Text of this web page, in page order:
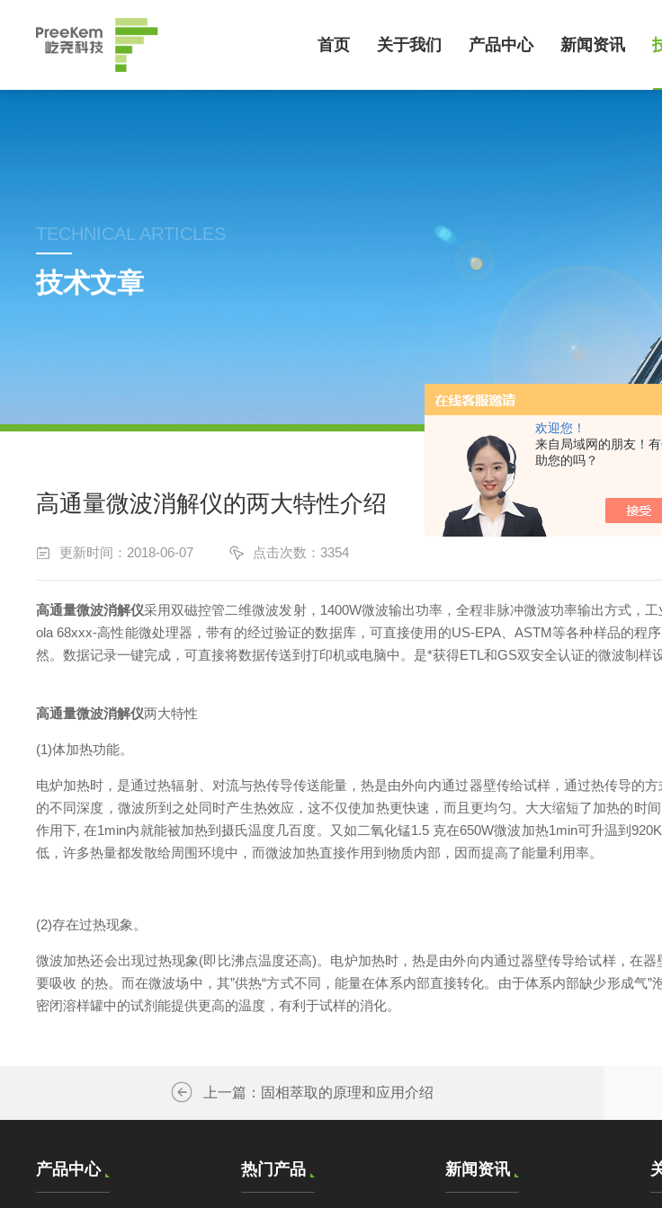
欢迎您！
来自局域网的朋友！
助您的吗？
首页 关于我们 产品中心 新闻资讯
TECHNICAL ARTICLES
技术文章
高通量微波消解仪的两大特性介绍
更新时间：2018-06-07 点击次数：3354
高通量微波消解仪采用双磁控管二维微波发射，1400W微波输出功率，全程非脉冲微波功率输出方式，
ola 68xxx-高性能微处理器，带有的经过验证的数据库，可直接使用的US-EPA、ASTM等各种样品的
然。数据记录一键完成，可直接将数据传送到打印机或电脑中。是*获得ETL和GS双安全认证的微波制样设
高通量微波消解仪两大特性
(1)体加热功能。
电炉加热时，是通过热辐射、对流与热传导传送能量，热是由外向内通过器壁传给试样，通过热传导的
的不同深度，微波所到之处同时产生热效应，这不仅使加热更快速，而且更均匀。大大缩短了加热的时
作用下, 在1min内就能被加热到摄氏温度几百度。又如二氧化锰1.5 克在650W微波加热1min可升温到
低，许多热量都发散给周围环境中，而微波加热直接作用到物质内部，因而提高了能量利用率。
(2)存在过热现象。
微波加热还会出现过热现象(即比沸点温度还高)。电炉加热时，热是由外向内通过器壁传导给试样，在
要吸收 的热。而在微波场中，其”供热“方式不同，能量在体系内部直接转化。由于体系内部缺少形成气
密闭溶样罐中的试剂能提供更高的温度，有利于试样的消化。
上一篇： 固相萃取的原理和应用介绍
产品中心 热门产品 新闻资讯